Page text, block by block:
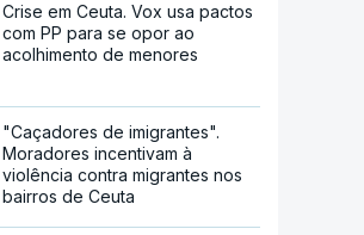
Crise em Ceuta. Vox usa pactos
com PP para se opor ao
acolhimento de menores
"Caçadores de imigrantes".
Moradores incentivam à
violência contra migrantes nos
bairros de Ceuta